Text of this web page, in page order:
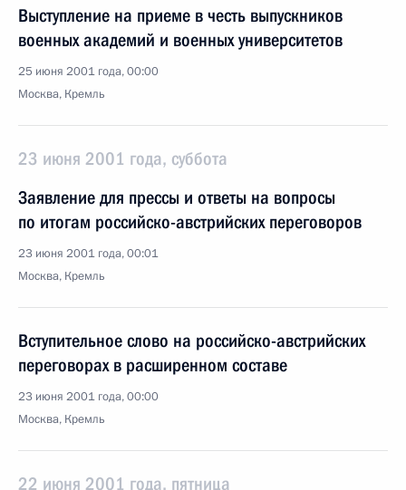
Выступление на приеме в честь выпускников
военных академий и военных университетов
25 июня 2001 года, 00:00
Москва, Кремль
23 июня 2001 года, суббота
Заявление для прессы и ответы на вопросы
по итогам российско-австрийских переговоров
23 июня 2001 года, 00:01
Москва, Кремль
Вступительное слово на российско-австрийских
переговорах в расширенном составе
23 июня 2001 года, 00:00
Москва, Кремль
22 июня 2001 года, пятница